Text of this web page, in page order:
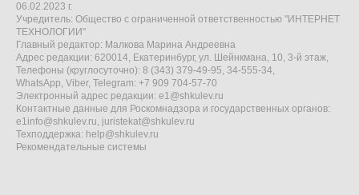
06.02.2023 г.
Учредитель: Общество с ограниченной ответственностью "ИНТЕРНЕТ
ТЕХНОЛОГИИ"
Главный редактор: Малкова Марина Андреевна
Адрес редакции: 620014, Екатеринбург, ул. Шейнкмана, 10, 3-й этаж,
Телефоны (круглосуточно): 8 (343) 379-49-95, 34-555-34,
WhatsApp, Viber, Telegram: +7 909 704-57-70
Электронный адрес редакции: e1@shkulev.ru
Контактные данные для Роскомнадзора и государственных органов:
e1info@shkulev.ru, juristekat@shkulev.ru
Техподдержка: help@shkulev.ru
Рекомендательные системы